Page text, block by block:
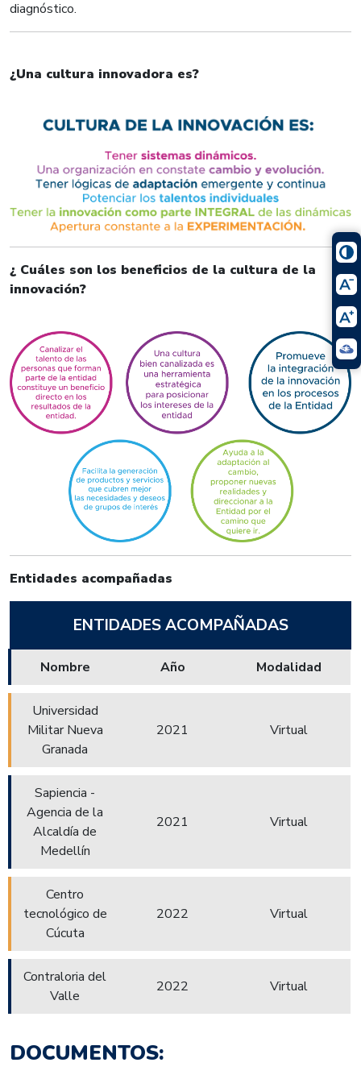
diagnóstico.
¿Una cultura innovadora es?
¿ Cuáles son los beneficios de la cultura de la
innovación?
Entidades acompañadas
ENTIDADES ACOMPAÑADAS
Nombre Año Modalidad
Universidad
Militar Nueva
Granada
2021 Virtual
Sapiencia -
Agencia de la
Alcaldía de
Medellín
2021 Virtual
Centro
tecnológico de
Cúcuta
2022 Virtual
Contraloria del
Valle
2022 Virtual
DOCUMENTOS​: